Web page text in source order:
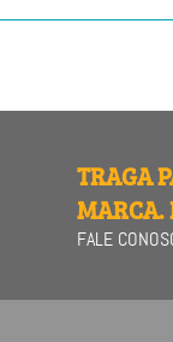
TRAGA
MARCA.
FALE